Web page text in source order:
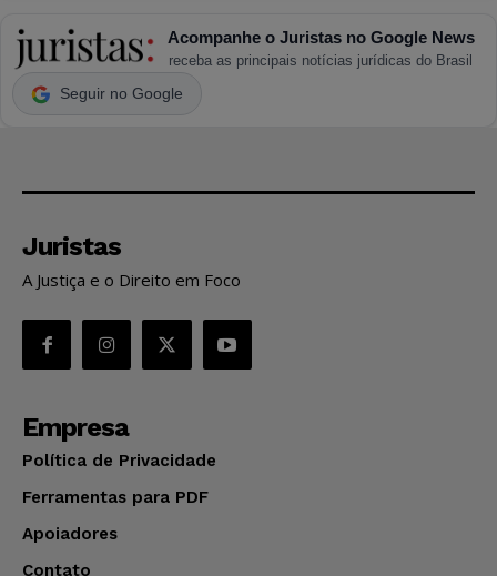
Acompanhe o Juristas no Google News
receba as principais notícias jurídicas do Brasil
Seguir no Google
Juristas
A Justiça e o Direito em Foco
Empresa
Política de Privacidade
Ferramentas para PDF
Apoiadores
Contato